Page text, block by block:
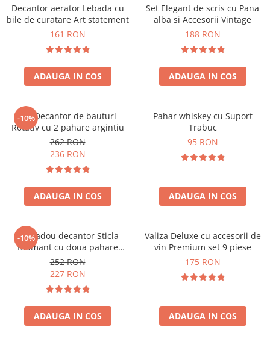
Decantor aerator Lebada cu
bile de curatare Art statement
161 RON
ADAUGA IN COS
Set Elegant de scris cu Pana
alba si Accesorii Vintage
188 RON
ADAUGA IN COS
-10%
Set Decantor de bauturi
Rotativ cu 2 pahare argintiu
262 RON
236 RON
ADAUGA IN COS
Pahar whiskey cu Suport
Trabuc
95 RON
ADAUGA IN COS
-10%
Set cadou decantor Sticla
Diamant cu doua pahare
Deluxe
252 RON
227 RON
ADAUGA IN COS
Valiza Deluxe cu accesorii de
vin Premium set 9 piese
175 RON
ADAUGA IN COS